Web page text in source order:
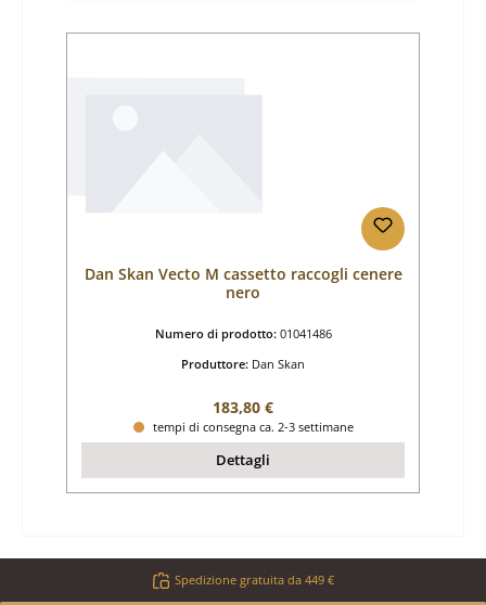
Dan Skan Vecto M cassetto raccogli cenere
nero
Numero di prodotto: 01041486
Produttore: Dan Skan
Prezzo normale:
183,80 €
tempi di consegna ca. 2-3 settimane
Dettagli
Spedizione gratuita da 449 €